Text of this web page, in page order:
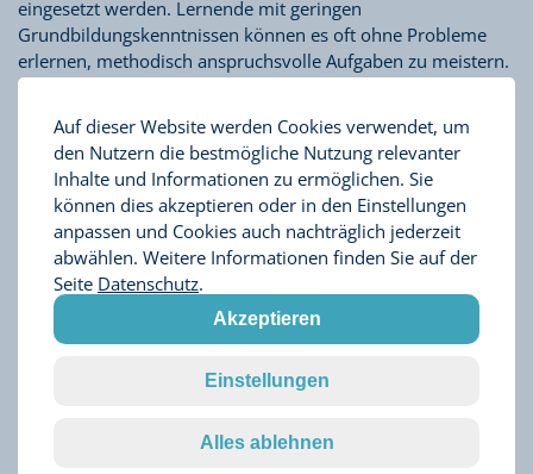
eingesetzt werden. Lernende mit geringen
Grundbildungskenntnissen können es oft ohne Probleme
erlernen, methodisch anspruchsvolle Aufgaben zu meistern.
Hier muss die Lehrkraft die Lernenden dabei unterstützen,
und diese auch immer wieder zu üben.
Eine detaillierte Darstellung der drei
Aktionsformen finden Sie hier:
ZUM PDF
Auf dieser Website werden Cookies verwendet, um
den Nutzern die bestmögliche Nutzung relevanter
Inhalte und Informationen zu ermöglichen. Sie
können dies akzeptieren oder in den Einstellungen
anpassen und Cookies auch nachträglich jederzeit
abwählen. Weitere Informationen finden Sie auf der
Seite Datenschutz.
Akzeptieren
Einstellungen
Alles ablehnen